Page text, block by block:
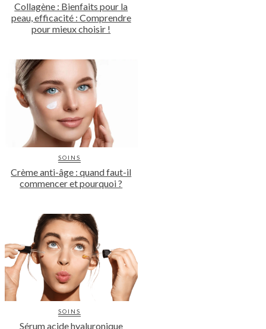
Collagène : Bienfaits pour la
peau, efficacité : Comprendre
pour mieux choisir !
SOINS
Crème anti-âge : quand faut-il
commencer et pourquoi ?
SOINS
Sérum acide hyaluronique